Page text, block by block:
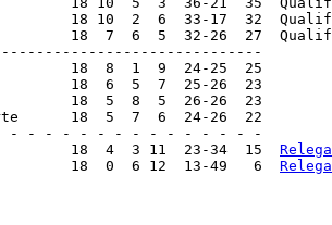
22
- - - - - - - - - - - - - - -
9.Rio Branco 		 18  4  3 11  23-34  15
10.Espírito Santo 	 18  0  6 12  13-49   6